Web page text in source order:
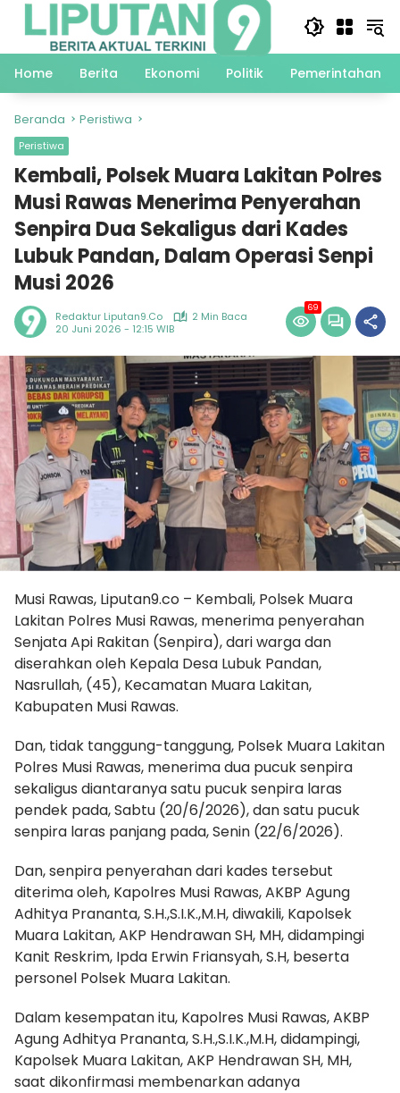
Langsung
Home
Berita Ekonomi Politik Pemerintahan
Beranda Peristiwa
Peristiwa
Kembali, Polsek Muara Lakitan Polres
Musi Rawas Menerima Penyerahan
Senpira Dua Sekaligus dari Kades
Lubuk Pandan, Dalam Operasi Senpi
Musi 2026
Redaktur Liputan9.co
2 Min Baca
20 Juni 2026 - 12:15 WIB
69
Musi Rawas, Liputan9.co – Kembali, Polsek Muara
Lakitan Polres Musi Rawas, menerima penyerahan
Senjata Api Rakitan (Senpira), dari warga dan
diserahkan oleh Kepala Desa Lubuk Pandan,
Nasrullah, (45), Kecamatan Muara Lakitan,
Kabupaten Musi Rawas.
Dan, tidak tanggung-tanggung, Polsek Muara Lakitan
Polres Musi Rawas, menerima dua pucuk senpira
sekaligus diantaranya satu pucuk senpira laras
pendek pada, Sabtu (20/6/2026), dan satu pucuk
senpira laras panjang pada, Senin (22/6/2026).
Dan, senpira penyerahan dari kades tersebut
diterima oleh, Kapolres Musi Rawas, AKBP Agung
Adhitya Prananta, S.H.,S.I.K.,M.H, diwakili, Kapolsek
Muara Lakitan, AKP Hendrawan SH, MH, didampingi
Kanit Reskrim, Ipda Erwin Friansyah, S.H, beserta
personel Polsek Muara Lakitan.
Dalam kesempatan itu, Kapolres Musi Rawas, AKBP
Agung Adhitya Prananta, S.H.,S.I.K.,M.H, didampingi,
Kapolsek Muara Lakitan, AKP Hendrawan SH, MH,
saat dikonfirmasi membenarkan adanya